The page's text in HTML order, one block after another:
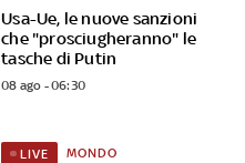
Usa-Ue, le nuove sanzioni
che "prosciugheranno" le
tasche di Putin
08 ago - 06:30
LIVE MONDO